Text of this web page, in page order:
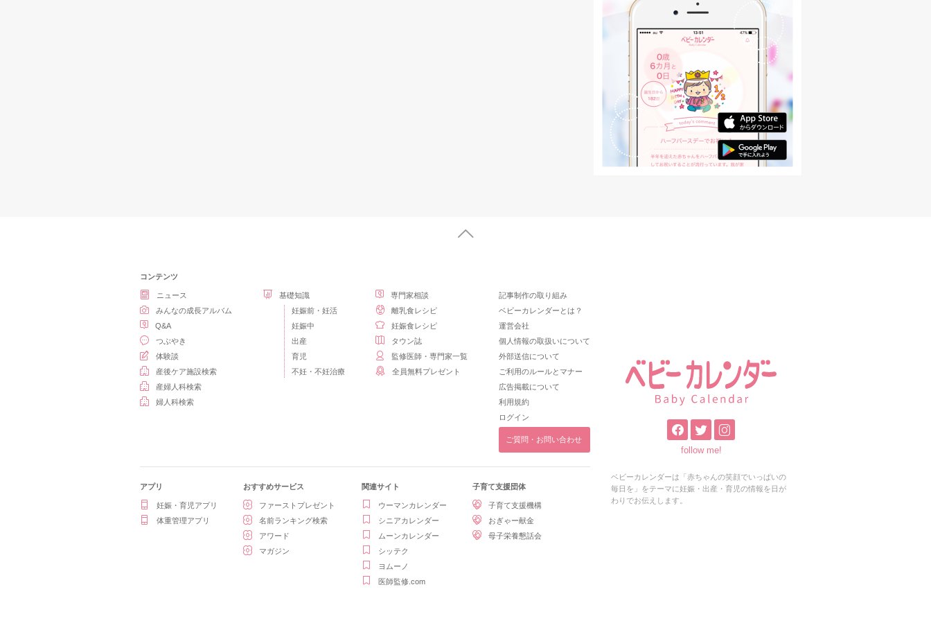
コンテンツ
ニュース
みんなの成長アルバム
Q&A
つぶやき
体験談
産後ケア施設検索
産婦人科検索
婦人科検索
基礎知識
妊娠前・妊活
妊娠中
出産
育児
不妊・不妊治療
専門家相談
離乳食レシピ
妊娠食レシピ
タウン誌
監修医師・専門家一覧
全員無料プレゼント
記事制作の取り組み
ベビーカレンダーとは？
運営会社
個人情報の取扱いについて
外部送信について
ご利用のルールとマナー
広告掲載について
利用規約
ログイン
ご質問・お問い合わせ
アプリ
妊娠・育児アプリ
体重管理アプリ
おすすめサービス
ファーストプレゼント
名前ランキング検索
アワード
マガジン
関連サイト
ウーマンカレンダー
シニアカレンダー
ムーンカレンダー
シッテク
ヨムーノ
医師監修.com
子育て支援団体
子育て支援機構
おぎゃー献金
母子栄養懇話会
follow me!
ベビーカレンダーは「赤ちゃんの笑顔でいっぱいの
毎日を」をテーマに妊娠・出産・育児の情報を日が
わりでお伝えします。